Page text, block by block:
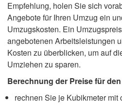
Empfehlung, holen Sie sich
Angebote für Ihren Umzug ein
Umzugskosten. Ein
angebotenen Arbeitsleistungen
Kosten zu überblicken, um auf
Umziehen zu sparen.
Berechnung der Preise für
rechnen Sie je Kubikmeter mit